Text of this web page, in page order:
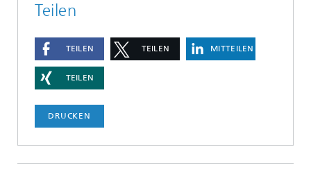
Teilen
TEILEN TEILEN MITTEILEN
TEILEN
DRUCKEN